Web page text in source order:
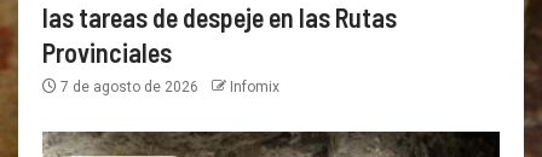
las tareas de despeje en las Rutas
Provinciales
7 de agosto de 2026 Infomix